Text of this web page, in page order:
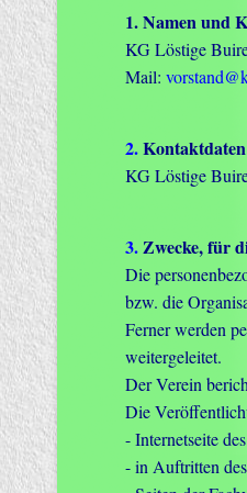
1. Namen und
KG Löstige
Mail:
2.
KG Löstige
3.Zwecke, für
Die
bzw. die
Ferner werden
weitergeleitet.
Der Verein
Die
- Internetseite
- in Auftritten